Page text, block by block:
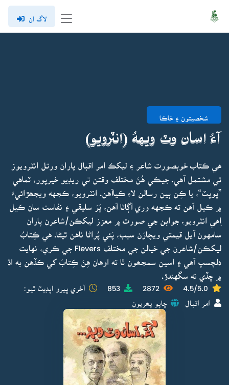
لاگ ان
شخصيتون ۽ خاڪا
آءُ اسان وٽ ويههُ (انٽرويو)
هي ڪتاب خوبصورت شاعر ۽ ليکڪ امر اقبال پاران ورتل انٽرويوز
تي مشتمل آهي. جيڪي هُنَ مختلف وقتن تي ريڊيو خيرپور، ٽماهي
”پوپٽ“، يا ڪِن ٻين رسالن لاءِ ڪياآهن. انٽرويو، ڪجهه ويجھڙائيءَ
۾ ڪيل آهن ته ڪجهه وري آڳاٽا آهن، پَرَ سليقي ۽ نفاست سان ڪيل
اِهي انٽرويو، جوابن جي صورت ۾ معزز ليکڪن/شاعرن پاران
سامهون آيل قيمتي ويچارَن سبب، پَئي پُراڻا ناهن ٿيڻا. هي ڪِتابُ
ليکڪن/شاعرن جي خيالن جي مختلف Flevers جي ڪري، نهايت
دلچسپ آهي ۽ اسين سمجھون ٿا ته اوهان هِنَ ڪِتابَ کي ڪڏهن به اڌ
۾ ڇڏي نه سگهندؤ.
4.5/5.0
2872
853 آخري ڀيرو اپڊيٽ ٿيو:
امر اقبال ڇاپو پھريون